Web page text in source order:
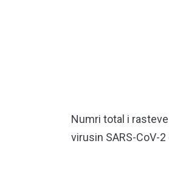
Numri total i
virusin SARS-CoV-